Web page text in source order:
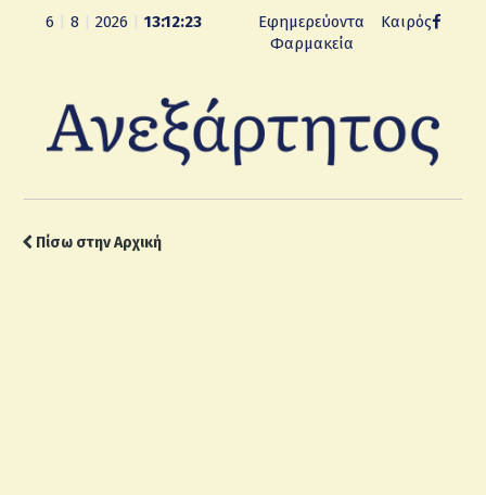
6 8 2026 13:12:24
Εφημερεύοντα
Φαρμακεία
Καιρός
Πίσω στην Αρχική